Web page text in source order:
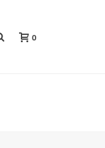
0